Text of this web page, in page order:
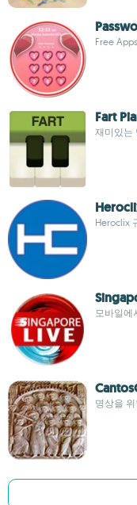
Free
Fart
재미있는
Heroclix
모바일에
명상을